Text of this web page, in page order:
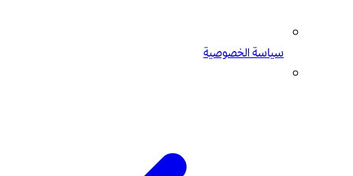
سياسة الخصوصية